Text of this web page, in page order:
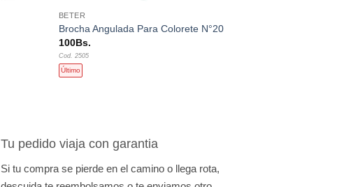
BETER
Brocha Angulada Para Colorete N°20
100Bs.
Cod. 2505
Último
Tu pedido viaja con garantia
Si tu compra se pierde en el camino o llega rota,